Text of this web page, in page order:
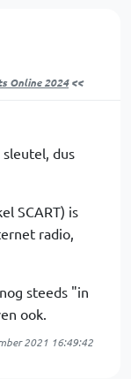
Online 2024<<
dus
SCART) is
radio,
steeds "in
ook.
2021 16:49:42